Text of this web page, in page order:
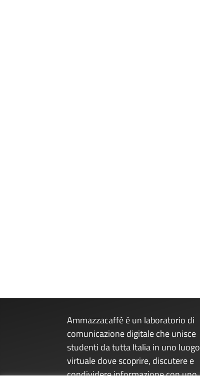
Ammazzacaffè è un laboratorio di
comunicazione digitale che unisce
studenti da tutta Italia in uno luogo
virtuale dove scoprire, discutere e
condividere informazione con uno